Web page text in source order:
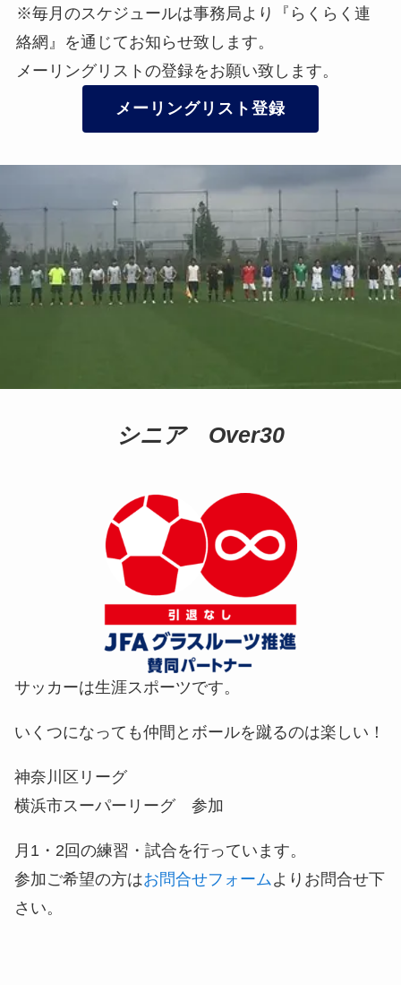
※毎月のスケジュールは事務局より『らくらく連
絡網』を通じてお知らせ致します。
メーリングリストの登録をお願い致します。
メーリングリスト登録
シニア Over30
サッカーは生涯スポーツです。
いくつになっても仲間とボールを蹴るのは楽しい！
神奈川区リーグ
横浜市スーパーリーグ 参加
月1・2回の練習・試合を行っています。
参加ご希望の方はお問合せフォーム よりお問合せ下
さい。